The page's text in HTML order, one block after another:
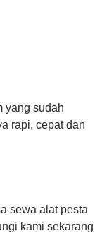
yang sudah
rapi, cepat dan
sewa alat pesta
kami sekarang